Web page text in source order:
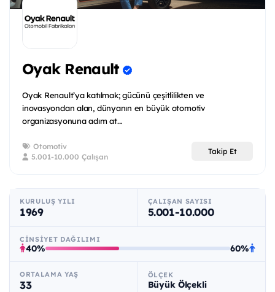
Oyak Renault
Oyak Renault’ya katılmak; gücünü çeşitlilikten ve
inovasyondan alan, dünyanın en büyük otomotiv
organizasyonuna adım at...
Otomotiv
5.001-10.000 Çalışan
Takip Et
KURULUŞ YILI
1969
ÇALIŞAN SAYISI
5.001-10.000
CINSIYET DAĞILIMI
40% 60%
ORTALAMA YAŞ
33
ÖLÇEK
Büyük Ölçekli